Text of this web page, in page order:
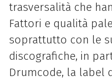
trasversalità che
Fattori e qualità
soprattutto con le
discografiche, in
Drumcode, la label